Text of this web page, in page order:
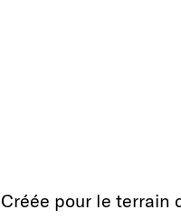
Créée pour le terrain